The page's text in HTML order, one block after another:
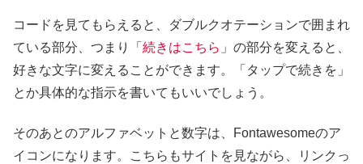
コードを見てもらえると、ダブルクオテーションで囲まれ
ている部分、つまり「 続きはこちら 」の部分を変えると、
好きな文字に変えることができます。「タップで続きを」
とか具体的な指示を書いてもいいでしょう。
そのあとのアルファベットと数字は、Fontawesomeのア
イコンになります。こちらもサイトを見ながら、リンクっ